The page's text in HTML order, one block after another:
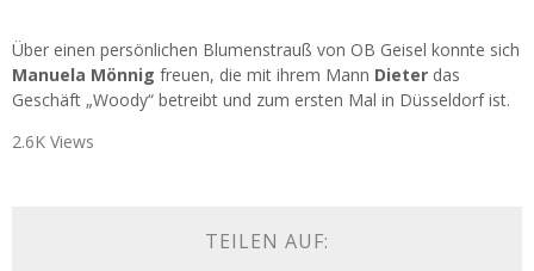
Über einen persönlichen Blumenstrauß von OB Geisel konnte sich
Manuela Mönnig freuen, die mit ihrem Mann Dieter das
Geschäft „Woody“ betreibt und zum ersten Mal in Düsseldorf ist.
2.6K Views
TEILEN AUF: